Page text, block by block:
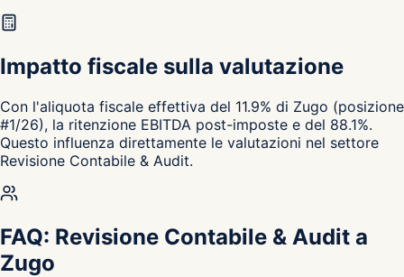
Impatto fiscale sulla valutazione
Con l'aliquota fiscale effettiva del 11.9% di Zugo (posizione
#1/26), la ritenzione EBITDA post-imposte e del 88.1%.
Questo influenza direttamente le valutazioni nel settore
Revisione Contabile & Audit.
FAQ: Revisione Contabile & Audit a
Zugo